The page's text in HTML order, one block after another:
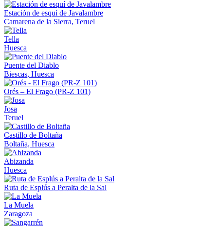
Estación de esquí de Javalambre
Camarena de la Sierra, Teruel
Tella
Huesca
Puente del Diablo
Biescas, Huesca
Orés – El Frago (PR-Z 101)
Josa
Teruel
Castillo de Boltaña
Boltaña, Huesca
Abizanda
Huesca
Ruta de Esplús a Peralta de la Sal
La Muela
Zaragoza